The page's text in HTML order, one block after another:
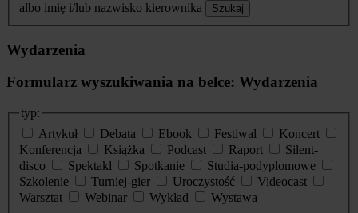
albo imię i/lub nazwisko kierownika
Szukaj
Wydarzenia
Formularz wyszukiwania na belce: Wydarzenia
typ:
Artykuł
Debata Ebook Festiwal
Koncert
Konferencja
Książka Podcast Raport
Silent-
disco
Spektakl Spotkanie
Studia-podyplomowe
Szkolenie
Turniej-gier Uroczystość
Videocast
Warsztat
Webinar Wykład
Wystawa